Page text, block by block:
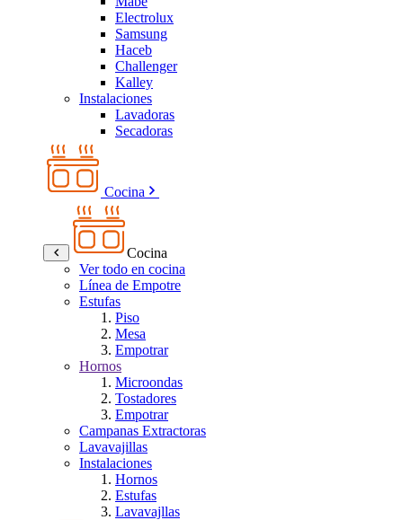
Electrolux
Samsung
Haceb
Challenger
Kalley
Instalaciones
Lavadoras
Secadoras
Cocina
Cocina
Ver todo en cocina
Línea de Empotre
Estufas
Piso
Mesa
Empotrar
Hornos
Microondas
Tostadores
Empotrar
Campanas Extractoras
Lavavajillas
Instalaciones
Hornos
Estufas
Lavavajllas